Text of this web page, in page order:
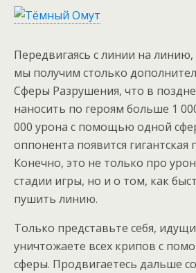
Передвигаясь с линии на
мы получим столько
Сферы Разрушения, что в
наносить по героям больше 1
000 урона с помощью одной
оппонента появится гигантская
Конечно, это не только про
стадии игры, но и о том, как
пушить линию.
Только представьте себя,
уничтожаете всех крипов с
сферы. Продвигаетесь дальше